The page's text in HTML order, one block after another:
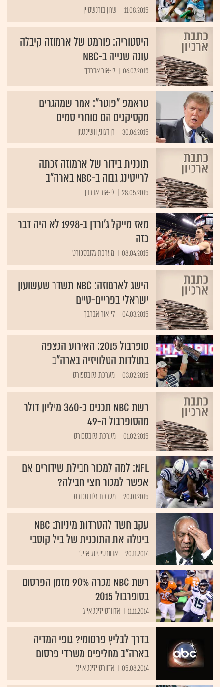
11.08.2015 שרון בורנשטיין
היסטוריה: פורמט של ארמוזה קיבלה
עונה שנייה ב-NBC
06.07.2015 לי-אור אברבך
טראמפ "פוטר": אמר שמהגרים
מקסיקנים הם סוחרי סמים
30.06.2015 רן דגוני, וושינגטון
תוכנית בידור של ארמוזה זכתה
לרייטינג גבוה ב-NBC בארה"ב
28.05.2015 לי-אור אברבך
מאז מייקל ג'ורדן ב-1998 לא היה דבר
כזה
08.04.2015 מערכת גלובספורט
הישג לארמוזה: NBC תשדר שעשועון
ישראלי בפריים-טיים
04.03.2015 לי-אור אברבך
סופרבול 2015: האירוע הנצפה
בתולדות הטלוויזיה בארה"ב
03.02.2015 מערכת גלובספורט
רשת NBC תכניס כ-360 מיליון דולר
מהסופרבול ה-49
01.02.2015 מערכת גלובספורט
NFL: למה למכור חבילת שידורים אם
אפשר למכור חצי חבילה?
20.01.2015 מערכת גלובספורט
עקב חשד להטרדות מיניות: NBC
ביטלה את התוכנית של ביל קוסבי
20.11.2014 אדוורטייזינג אייג'
רשת NBC מכרה 90% מזמן הפרסום
בסופרבול 2015
11.11.2014 אדוורטייזינג אייג'
בדרך לבליץ פרסומי? גופי המדיה
בארה"ב מחליפים משרדי פרסום
05.08.2014 אדוורטייזינג אייג'